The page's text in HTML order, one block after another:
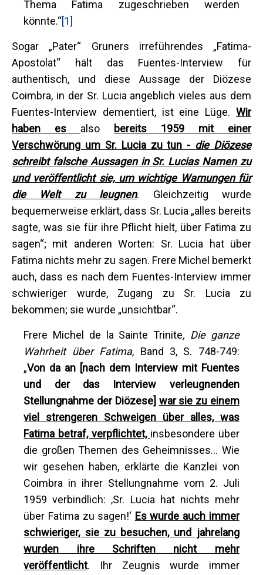
Thema Fatima zugeschrieben werden
könnte.“[1]
Sogar „Pater“ Gruners irreführendes „Fatima-
Apostolat“ hält das Fuentes-Interview für
authentisch, und diese Aussage der Diözese
Coimbra, in der Sr. Lucia angeblich vieles aus dem
Fuentes-Interview dementiert, ist eine Lüge. Wir
haben es also
bereits 1959 mit einer
Verschwörung um Sr. Lucia zu tun - die Diözese
schreibt falsche Aussagen in Sr. Lucias Namen zu
und veröffentlicht sie, um wichtige Warnungen für
die Welt zu leugnen. Gleichzeitig wurde
bequemerweise erklärt, dass Sr. Lucia „alles bereits
sagte, was sie für ihre Pflicht hielt, über Fatima zu
sagen“; mit anderen Worten: Sr. Lucia hat über
Fatima nichts mehr zu sagen. Frere Michel bemerkt
auch, dass es nach dem Fuentes-Interview immer
schwieriger wurde, Zugang zu Sr. Lucia zu
bekommen; sie wurde „unsichtbar“.
Frere Michel de la Sainte Trinite, Die ganze
Wahrheit über Fatima, Band 3, S. 748-749:
„Von da an [nach dem Interview mit Fuentes
und der das Interview verleugnenden
Stellungnahme der Diözese] war sie zu einem
viel strengeren Schweigen über alles, was
Fatima betraf, verpflichtet, insbesondere über
die großen Themen des Geheimnisses... Wie
wir gesehen haben, erklärte die Kanzlei von
Coimbra in ihrer Stellungnahme vom 2. Juli
1959 verbindlich: ‚Sr. Lucia hat nichts mehr
über Fatima zu sagen!‘ Es wurde auch immer
schwieriger, sie zu besuchen, und jahrelang
wurden ihre Schriften nicht mehr
veröffentlicht. Ihr Zeugnis wurde immer